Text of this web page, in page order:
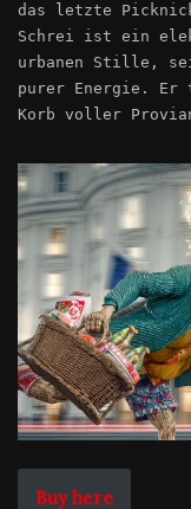
das letzte
Schrei ist ein
urbanen Stille,
purer Energie. Er
Korb voller
Buy here